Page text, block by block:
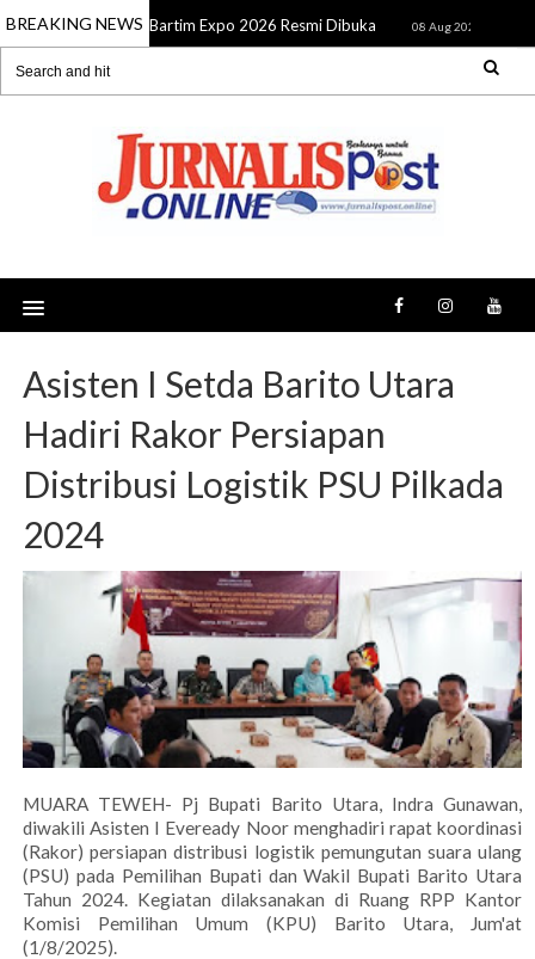
BREAKING NEWS
08 Aug 2026 Bartim Expo 2026 Resmi Dibuka 08 Aug 2026
Asisten I Setda Barito Utara
Hadiri Rakor Persiapan
Distribusi Logistik PSU Pilkada
2024
MUARA TEWEH- Pj Bupati Barito Utara, Indra Gunawan,
diwakili Asisten I Eveready Noor menghadiri rapat koordinasi
(Rakor) persiapan distribusi logistik pemungutan suara ulang
(PSU) pada Pemilihan Bupati dan Wakil Bupati Barito Utara
Tahun 2024. Kegiatan dilaksanakan di Ruang RPP Kantor
Komisi Pemilihan Umum (KPU) Barito Utara, Jum'at
(1/8/2025).